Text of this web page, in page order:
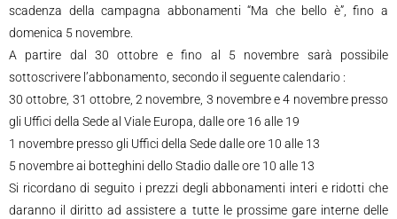
scadenza della campagna abbonamenti “Ma che bello è”, fino a
domenica 5 novembre.
A partire dal 30 ottobre e fino al 5 novembre sarà possibile
sottoscrivere l’abbonamento, secondo il seguente calendario :
30 ottobre, 31 ottobre, 2 novembre, 3 novembre e 4 novembre presso
gli Uffici della Sede al Viale Europa, dalle ore 16 alle 19
1 novembre presso gli Uffici della Sede dalle ore 10 alle 13
5 novembre ai botteghini dello Stadio dalle ore 10 alle 13
Si ricordano di seguito i prezzi degli abbonamenti interi e ridotti che
daranno il diritto ad assistere a tutte le prossime gare interne delle